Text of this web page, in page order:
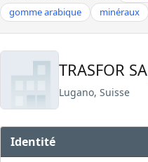
gomme arabique
minéraux
TRASFOR SA
Lugano, Suisse
Identité